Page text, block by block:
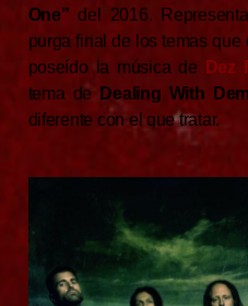
One” del 2016.
purga final de los temas
poseído la música de
Dez
tema de
Dealing With
diferente con el que tratar.